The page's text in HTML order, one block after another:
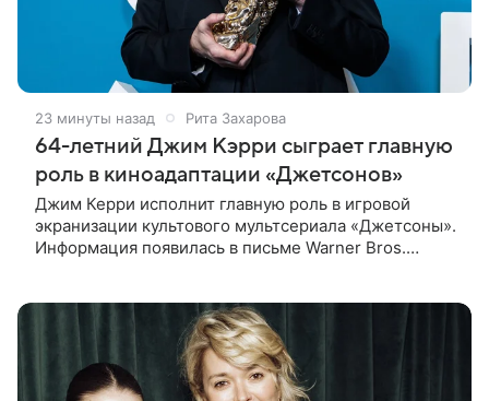
23 минуты назад Рита Захарова
64-летний Джим Кэрри сыграет главную
роль в киноадаптации «Джетсонов»
Джим Керри исполнит главную роль в игровой
экранизации культового мультсериала «Джетсоны».
Информация появилась в письме Warner Bros.